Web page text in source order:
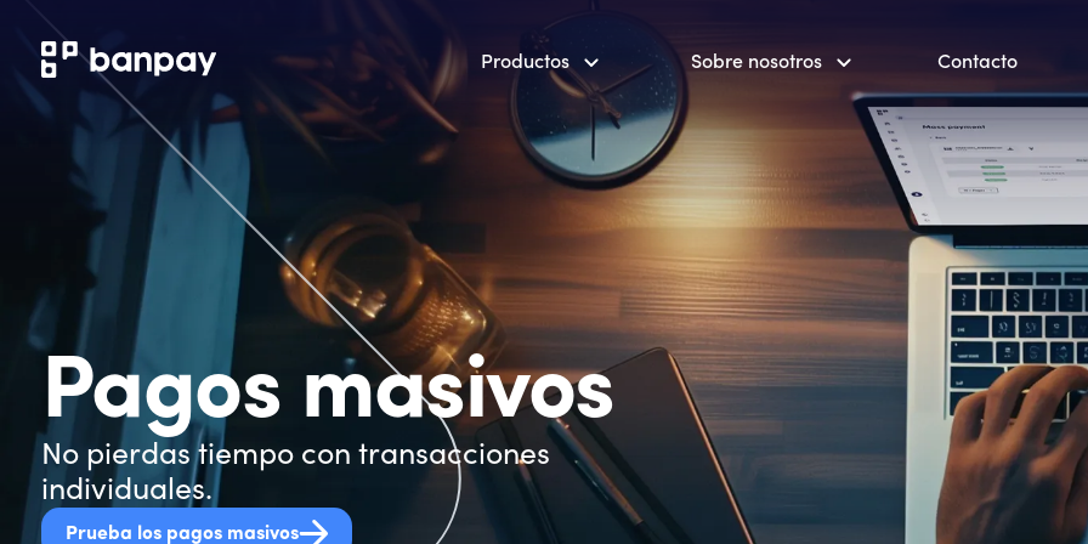
Productos Sobre nosotros Contacto
Pagos masivos
No pierdas tiempo con transacciones
individuales.
Prueba los pagos masivos